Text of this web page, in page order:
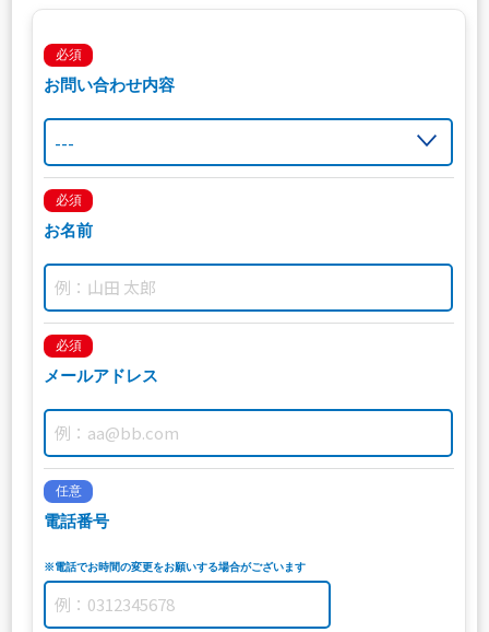
必須
お問い合わせ内容
必須
お名前
必須
メールアドレス
任意
電話番号
※電話でお時間の変更をお願いする場合がございます